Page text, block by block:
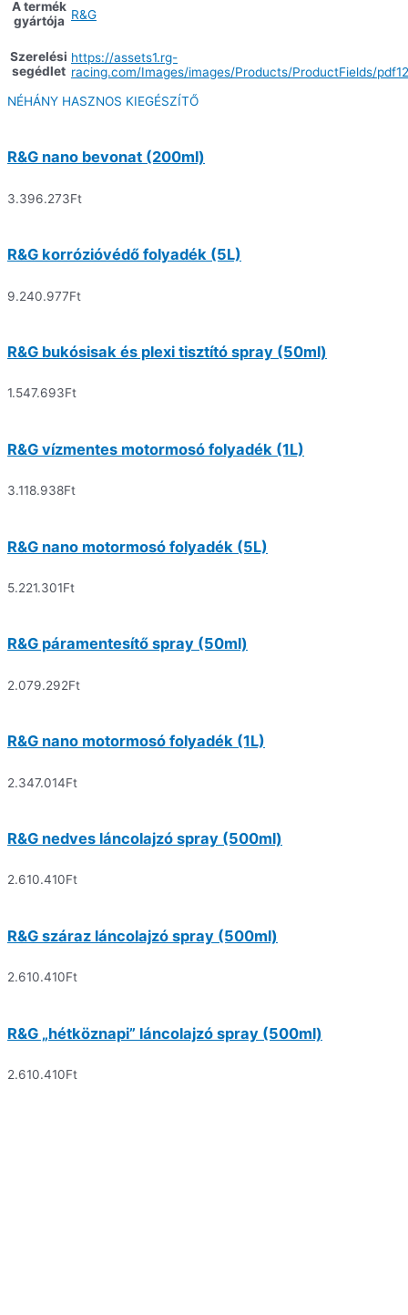
A termék
gyártója R&G
Szerelési
segédlet
https://assets1.rg-
racing.com/Images/images/Products/ProductFields/
NÉHÁNY HASZNOS KIEGÉSZÍTŐ
R&G nano bevonat (200ml)
3.396.273Ft
R&G korrózióvédő folyadék (5L)
9.240.977Ft
R&G bukósisak és plexi tisztító spray (50ml)
1.547.693Ft
R&G vízmentes motormosó folyadék (1L)
3.118.938Ft
R&G nano motormosó folyadék (5L)
5.221.301Ft
R&G páramentesítő spray (50ml)
2.079.292Ft
R&G nano motormosó folyadék (1L)
2.347.014Ft
R&G nedves láncolajzó spray (500ml)
2.610.410Ft
R&G száraz láncolajzó spray (500ml)
2.610.410Ft
R&G „hétköznapi” láncolajzó spray (500ml)
2.610.410Ft